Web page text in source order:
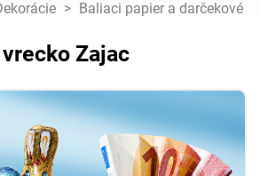
> Baliaci papier a darčekové
Zajac